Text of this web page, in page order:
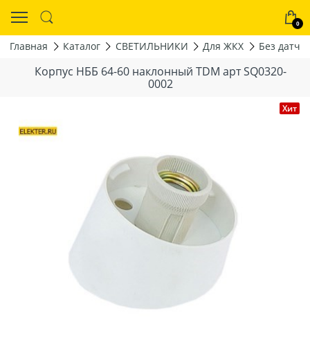
0
Главная Каталог СВЕТИЛЬНИКИ Для ЖКХ Без
Корпус НББ 64-60 наклонный TDM арт SQ0320-
0002
Хит